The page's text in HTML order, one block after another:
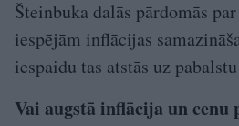
Šteinbuka dalās pārdomās
iespējām inflācijas
iespaidu tas atstās uz
Vai augstā inflācija un cenu